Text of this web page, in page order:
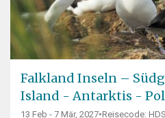
Falkland Inseln –
Island - Antarktis -
13 Feb - 7 Mär, 2027•Reisecode: